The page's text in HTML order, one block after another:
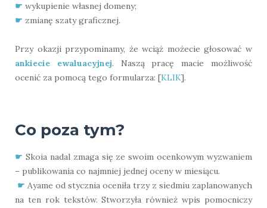
☛ wykupienie własnej domeny;
☛ zmianę szaty graficznej.
Przy okazji przypominamy, że wciąż możecie głosować w
ankiecie ewaluacyjnej. Naszą pracę macie możliwość
ocenić za pomocą tego formularza: [KLIK].
Co poza tym?
☛ Skoia nadal zmaga się ze swoim ocenkowym wyzwaniem
– publikowania co najmniej jednej oceny w miesiącu.
☛ Ayame od stycznia oceniła trzy z siedmiu zaplanowanych
na ten rok tekstów. Stworzyła również wpis pomocniczy